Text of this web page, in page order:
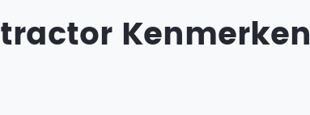
Kenmerken